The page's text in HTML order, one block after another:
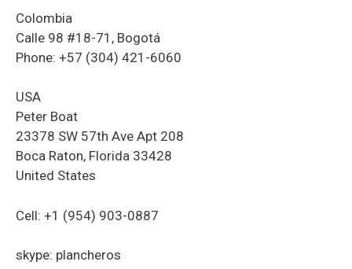
Colombia
Calle 98 #18-71, Bogotá
Phone: +57 (304) 421-6060
USA
Peter Boat
23378 SW 57th Ave Apt 208
Boca Raton, Florida 33428
United States
Cell: +1 (954) 903-0887
skype: plancheros